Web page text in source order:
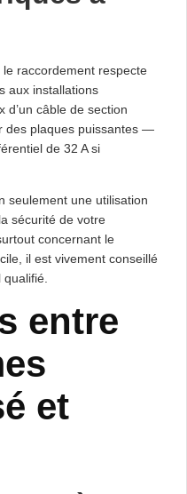
raccordement respecte
aux installations
d’un câble de section
des plaques puissantes —
de 32 A si
seulement une utilisation
sécurité de votre
concernant le
il est vivement conseillé
entre
et